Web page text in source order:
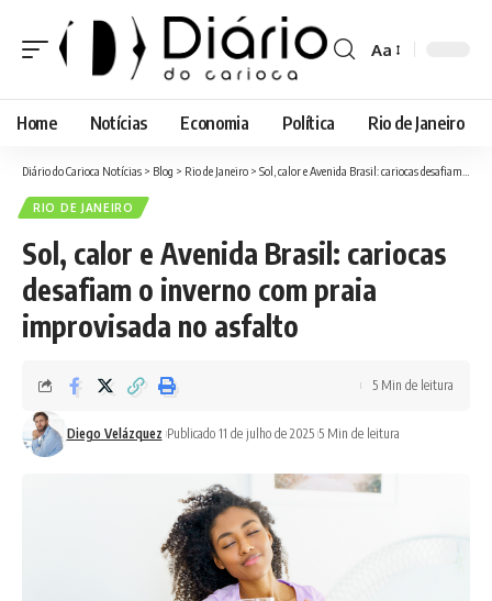
Font
Aa
Home Notícias Economia Política Rio de Janeiro
Diário do Carioca Notícias > Blog > Rio de Janeiro > Sol, calor e Avenida Brasil: cariocas desafiam o inverno com praia improvisada no asfalto
RIO DE JANEIRO
Sol, calor e Avenida Brasil: cariocas
desafiam o inverno com praia
improvisada no asfalto
Diego Velázquez Publicado 11 de julho de 2025 5 Min de leitura
5 Min de leitura